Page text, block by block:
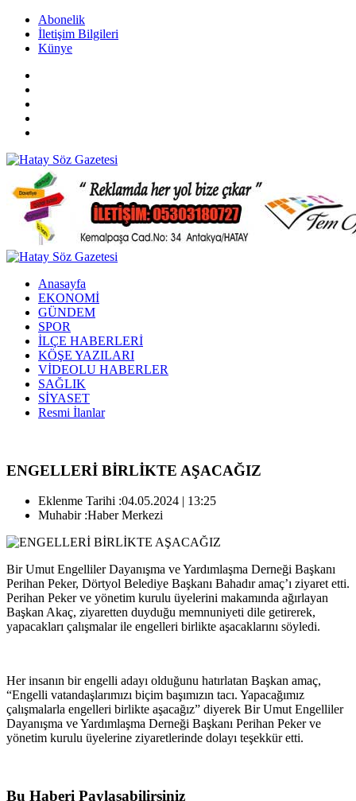
Abonelik
İletişim Bilgileri
Künye
Anasayfa
EKONOMİ
GÜNDEM
SPOR
İLÇE HABERLERİ
KÖŞE YAZILARI
VİDEOLU HABERLER
SAĞLIK
SİYASET
Resmi İlanlar
ENGELLERİ BİRLİKTE AŞACAĞIZ
Eklenme Tarihi :04.05.2024 | 13:25
Muhabir :Haber Merkezi
Bir Umut Engelliler Dayanışma ve Yardımlaşma Derneği Başkanı
Perihan Peker, Dörtyol Belediye Başkanı Bahadır amaç’ı ziyaret etti.
Perihan Peker ve yönetim kurulu üyelerini makamında ağırlayan
Başkan Akaç, ziyaretten duyduğu memnuniyeti dile getirerek,
yapacakları çalışmalar ile engelleri birlikte aşacaklarını söyledi.
Her insanın bir engelli adayı olduğunu hatırlatan Başkan amaç,
“Engelli vatandaşlarımızı biçim başımızın tacı. Yapacağımız
çalışmalarla engelleri birlikte aşacağız” diyerek Bir Umut Engelliler
Dayanışma ve Yardımlaşma Derneği Başkanı Perihan Peker ve
yönetim kurulu üyelerine ziyaretlerinde dolayı teşekkür etti.
Bu Haberi Paylaşabilirsiniz